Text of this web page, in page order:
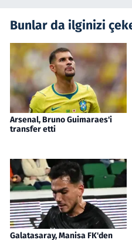
Bunlar da ilginizi
Arsenal, Bruno Guimaraes'i
transfer etti
Galatasaray, Manisa FK'den